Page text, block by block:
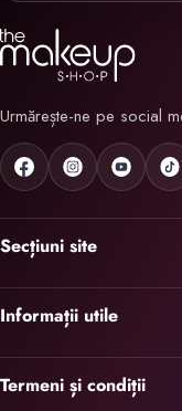
Urmărește-ne pe social
Secțiuni site
Informații utile
Termeni și condiții